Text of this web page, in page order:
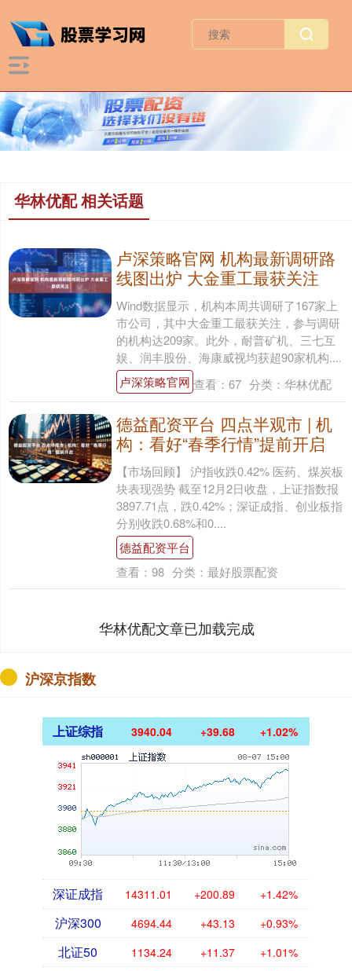
华林优配 相关话题
卢深策略官网 机构最新调研路
线图出炉 大金重工最获关注
Wind数据显示，机构本周共调研了167家上
市公司，其中大金重工最获关注，参与调研
的机构达209家。此外，耐普矿机、三七互
娱、润丰股份、海康威视均获超90家机构....
卢深策略官网 查看： 67 分类： 华林优配
德益配资平台 四点半观市 | 机
构：看好“春季行情”提前开启
【市场回顾】 沪指收跌0.42% 医药、煤炭板
块表现强势 截至12月2日收盘，上证指数报
3897.71点，跌0.42%；深证成指、创业板指
分别收跌0.68%和0....
德益配资平台
查看： 98 分类： 最好股票配资
华林优配文章已加载完成
沪深京指数
上证综指 3940.04 +39.68 +1.02%
深证成指 14311.01 +200.89 +1.42%
沪深300 4694.44 +43.13 +0.93%
北证50 1134.24 +11.37 +1.01%